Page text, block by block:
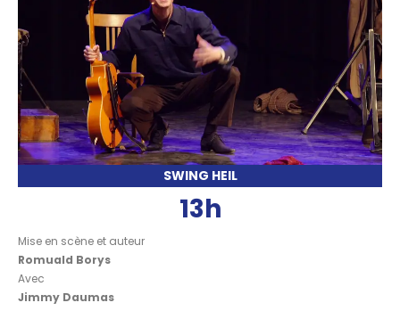
SWING HEIL
13h
Mise en scène et auteur
Romuald Borys
Avec
Jimmy Daumas